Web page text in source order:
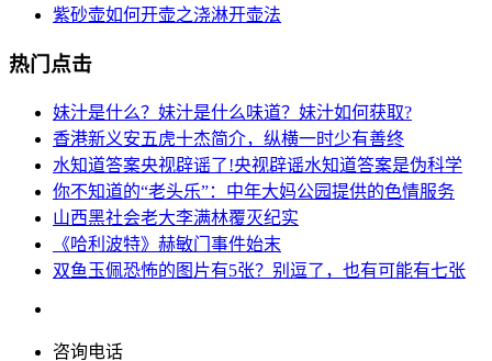
紫砂壶如何开壶之浇淋开壶法
热门点击
妹汁是什么？妹汁是什么味道？妹汁如何获取?
香港新义安五虎十杰简介，纵横一时少有善终
水知道答案央视辟谣了!央视辟谣水知道答案是伪科学
你不知道的“老头乐”：中年大妈公园提供的色情服务
山西黑社会老大李满林覆灭纪实
《哈利波特》赫敏门事件始末
双鱼玉佩恐怖的图片有5张？别逗了，也有可能有七张
咨询电话